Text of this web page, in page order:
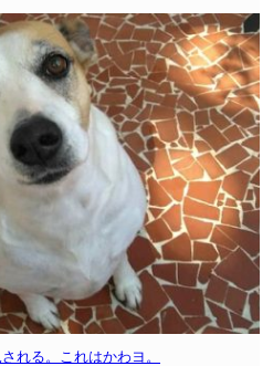
れる。これはかわヨ。